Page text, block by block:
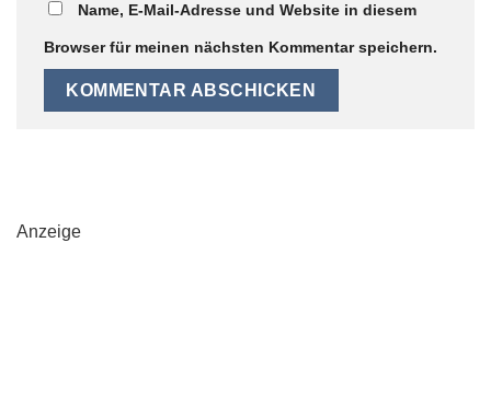
Name, E-Mail-Adresse und Website in diesem
Browser für meinen nächsten Kommentar speichern.
Anzeige